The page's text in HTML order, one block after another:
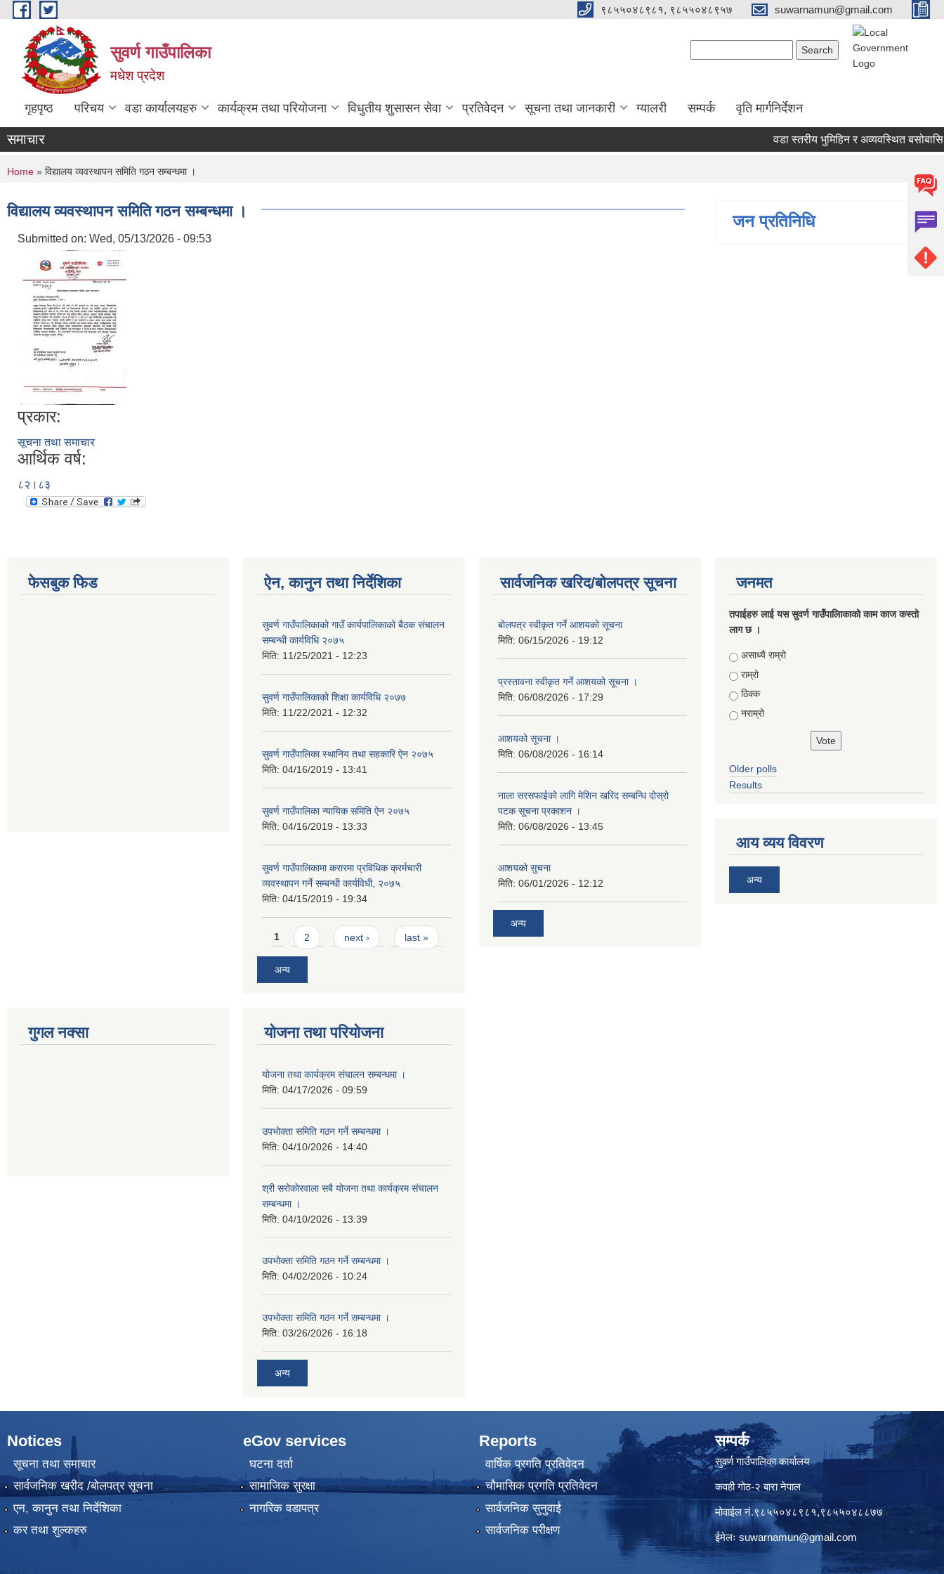
Skip to main content ९८५५०४८९८१, ९८५५०४८९५७ suwarnamun@gmail.com
सुवर्ण गाउँपालिका
मधेश प्रदेश
गृहपृष्ठ परिचय वडा कार्यालयहरु कार्यक्रम तथा परियोजना विधुतीय शुसासन सेवा प्रतिवेदन सूचना तथा जानकारी ग्यालरी सम्पर्क वृति मार्गनिर्देशन
समाचार वडा स्तरीय भुमिहिन र अव्यवस्थित बसोबासि
You are here
Home » विद्यालय व्यवस्थापन समिति गठन सम्बन्धमा ।
विद्यालय व्यवस्थापन समिति गठन सम्बन्धमा ।
Submitted on: Wed, 05/13/2026 - 09:53
प्रकार:
सूचना तथा समाचार
आर्थिक वर्ष:
८२।८३
जन प्रतिनिधि
फेसबुक फिड ऐन, कानुन तथा निर्देशिका
सुवर्ण गाउँपालिकाको गाउँ कार्यपालिकाको बैठक संचालन
सम्बन्धी कार्यविधि २०७५
मिति: 11/25/2021 - 12:23
सुवर्ण गाउँपालिकाको शिक्षा कार्यविधि २०७७
मिति: 11/22/2021 - 12:32
सुवर्ण गाउँपालिका स्थानिय तथा सहकारि ऐन २०७५
मिति: 04/16/2019 - 13:41
सुवर्ण गाउँपालिका न्यायिक समिति ऐन २०७५
मिति: 04/16/2019 - 13:33
सुवर्ण गाउँपालिकामा करारमा प्रविधिक क्रर्मचारी
व्यवस्थापन गर्ने सम्बन्धी कार्यविधी, २०७५
मिति: 04/15/2019 - 19:34
Pages
1 2 next › last »
अन्य
सार्वजनिक खरिद/बोलपत्र सूचना
बोलपत्र स्वीकृत गर्ने आशयको सूचना
मिति: 06/15/2026 - 19:12
प्रस्तावना स्वीकृत गर्ने आशयको सूचना ।
मिति: 06/08/2026 - 17:29
आशयको सूचना ।
मिति: 06/08/2026 - 16:14
नाला सरसफाईको लागि मेशिन खरिद सम्बन्धि दोस्रो
पटक सूचना प्रकाशन ।
मिति: 06/08/2026 - 13:45
आशयको सुचना
मिति: 06/01/2026 - 12:12
अन्य
जनमत
तपाईहरु लाई यस सुवर्ण गाउँपालिाकाको काम काज कस्तो
लाग छ ।
Choices
असाध्यै राम्रो
राम्रो
ठिक्क
नराम्रो
Older polls
Results
आय व्यय विवरण
अन्य
गुगल नक्सा योजना तथा परियोजना
योजना तथा कार्यक्रम संचालन सम्बन्धमा ।
मिति: 04/17/2026 - 09:59
उपभोक्ता समिति गठन गर्ने सम्बन्धमा ।
मिति: 04/10/2026 - 14:40
श्री सरोकाेरवाला सबै योजना तथा कार्यक्रम संचालन
सम्बन्धमा ।
मिति: 04/10/2026 - 13:39
उपभोक्ता समिति गठन गर्ने सम्बन्धमा ।
मिति: 04/02/2026 - 10:24
उपभोक्ता समिति गठन गर्ने सम्बन्धमा ।
मिति: 03/26/2026 - 16:18
अन्य
Notices
सूचना तथा समाचार
सार्वजनिक खरीद /बोलपत्र सूचना
एन, कानुन तथा निर्देशिका
कर तथा शुल्कहरु
eGov services
घटना दर्ता
सामाजिक सुरक्षा
नागरिक वडापत्र
Reports
वार्षिक प्रगति प्रतिवेदन
चौमासिक प्रगति प्रतिवेदन
सार्वजनिक सुनुवाई
सार्वजनिक परीक्षण
सम्पर्क
सुवर्ण गाउँपालिका कार्यालय
कवही गोठ-२ बारा नेपाल
मोवाईल नं.९८५५०४८९८१,९८५५०४८८७७
ईमेलः suwarnamun@gmail.com